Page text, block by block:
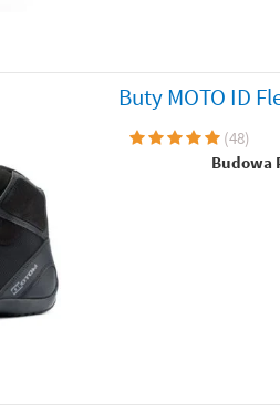
Buty MOTO ID
(48)
Budowa